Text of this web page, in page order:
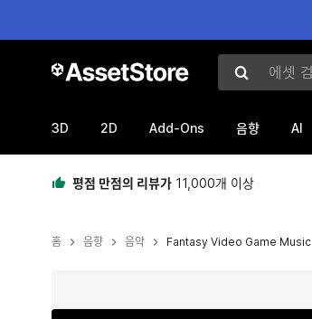
에셋 검색
3D 2D Add-Ons 음향 AI
평점 만점의 리뷰가 11,000개 이상
홈 음향 음악 Fantasy Video Game Music